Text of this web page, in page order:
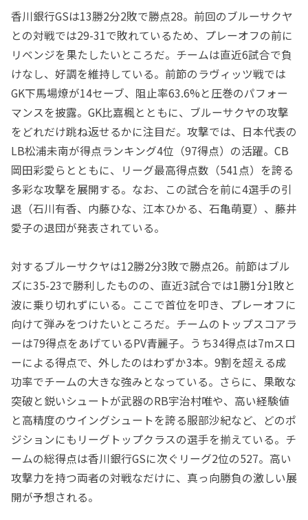
香川銀行GSは13勝2分2敗で勝点28。前回のブルーサクヤ
との対戦では29-31で敗れているため、プレーオフの前に
リベンジを果たしたいところだ。チームは直近6試合で負
けなし、好調を維持している。前節のラヴィッツ戦では
GK下馬場燎が14セーブ、阻止率63.6%と圧巻のパフォー
マンスを披露。 GK比嘉楓とともに、ブルーサクヤの攻撃
をどれだけ跳ね返せるかに注目だ。攻撃では、日本代表の
LB松浦未南が得点ランキング4位（97得点）の活躍。 CB
岡田彩愛らとともに、リーグ最高得点数（541点）を誇る
多彩な攻撃を展開する。なお、この試合を前に4選手の引
退（石川有香、内藤ひな、江本ひかる、石亀萌夏）、藤井
愛子の退団が発表されている。
対するブルーサクヤは12勝2分3敗で勝点26。前節はブル
ズに35-23で勝利したものの、直近3試合では1勝1分1敗と
波に乗り切れずにいる。ここで首位を叩き、プレーオフに
向けて弾みをつけたいところだ。チームのトップスコアラ
ーは79得点をあげているPV青麗子。うち34得点は7mスロ
ーによる得点で、外したのはわずか3本。 9割を超える成
功率でチームの大きな強みとなっている。さらに、果敢な
突破と鋭いシュートが武器のRB宇治村唯や、高い経験値
と高精度のウイングシュートを誇る服部沙紀など、どのポ
ジションにもリーグトップクラスの選手を揃えている。チ
ームの総得点は香川銀行GSに次ぐリーグ2位の527。高い
攻撃力を持つ両者の対戦なだけに、真っ向勝負の激しい展
開が予想される。